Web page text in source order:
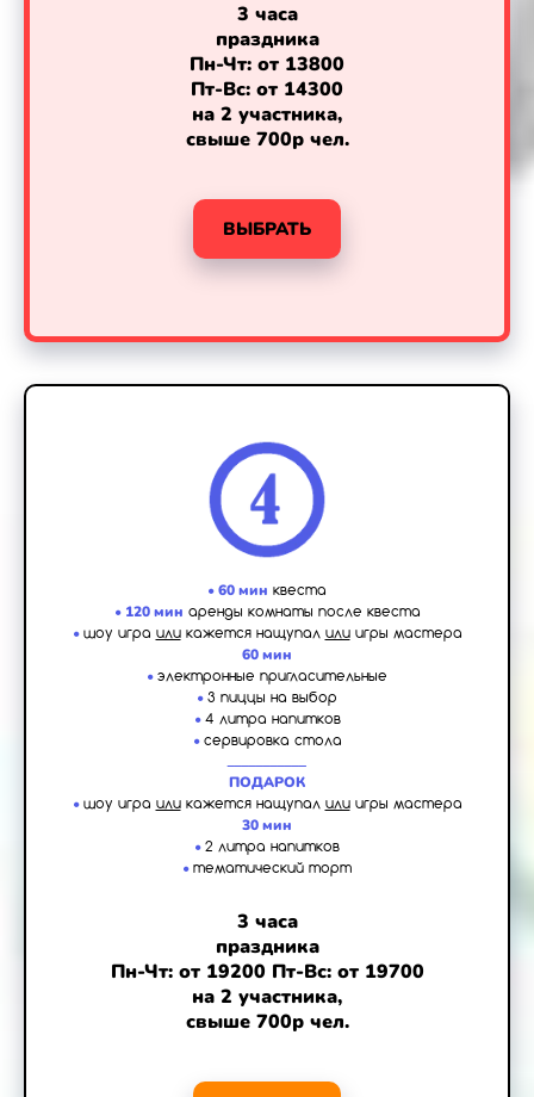
3 часа
праздника
Пн-Чт: от 13800
Пт-Вс: от 14300
на 2 участника,
свыше 700р чел.
ВЫБРАТЬ
•60 мин квеста
• 120 мин аренды комнаты после квеста
• шоу игра или кажется нащупал или игры мастера
60 мин
• электронные пригласительные
• 3 пиццы на выбор
• 4 литра напитков
• сервировка стола
ПОДАРОК
• шоу игра или кажется нащупал или игры мастера
30 мин
• 2 литра напитков
• тематический торт
3 часа
праздника
Пн-Чт: от 19200 Пт-Вс: от 19700
на 2 участника,
свыше 700р чел.